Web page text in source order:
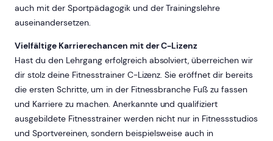
auch mit der Sportpädagogik und der Trainingslehre
auseinandersetzen.
Vielfältige Karrierechancen mit der C-Lizenz
Hast du den Lehrgang erfolgreich absolviert, überreichen wir
dir stolz deine Fitnesstrainer C-Lizenz. Sie eröffnet dir bereits
die ersten Schritte, um in der Fitnessbranche Fuß zu fassen
und Karriere zu machen. Anerkannte und qualifiziert
ausgebildete Fitnesstrainer werden nicht nur in Fitnessstudios
und Sportvereinen, sondern beispielsweise auch in